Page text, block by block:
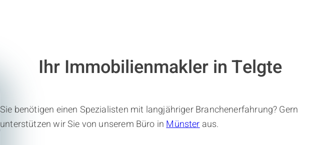
Ihr Immobilienmakler in Telgte
Sie benötigen einen Spezialisten mit langjähriger Branchenerfahrung? Gern
unterstützen wir Sie von unserem Büro inMünsteraus.